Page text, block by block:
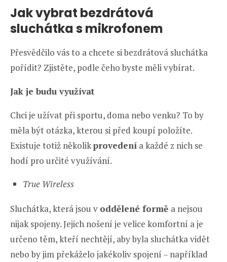
Jak vybrat bezdrátová
sluchátka s mikrofonem
Přesvědčilo vás to a chcete si bezdrátová sluchátka
pořídit? Zjistěte, podle čeho byste měli vybírat.
Jak je budu využívat
Chci je užívat při sportu, doma nebo venku? To by
měla být otázka, kterou si před koupí položíte.
Existuje totiž několikprovedení a každé z nich se
hodí pro určité využívání.
True Wireless
Sluchátka, která jsou v oddělené formě a nejsou
nijak spojeny. Jejich nošení je velice komfortní a je
určeno těm, kteří nechtějí, aby byla sluchátka vidět
nebo by jim překáželo jakékoliv spojení – například